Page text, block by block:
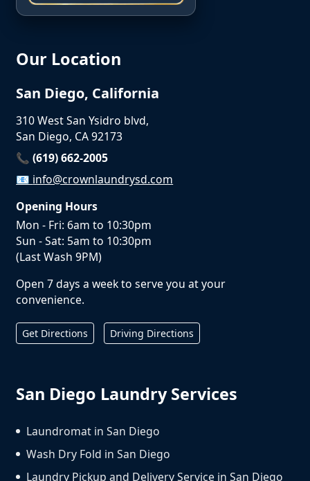
Our Location
San Diego, California
310 West San Ysidro blvd,
San Diego, CA 92173
📞 (619) 662-2005
📧 info@crownlaundrysd.com
Opening Hours
Mon - Fri: 6am to 10:30pm
Sun - Sat: 5am to 10:30pm
(Last Wash 9PM)
Open 7 days a week to serve you at your
convenience.
Get Directions Driving Directions
San Diego Laundry Services
Laundromat in San Diego
Wash Dry Fold in San Diego
Laundry Pickup and Delivery Service in San Diego